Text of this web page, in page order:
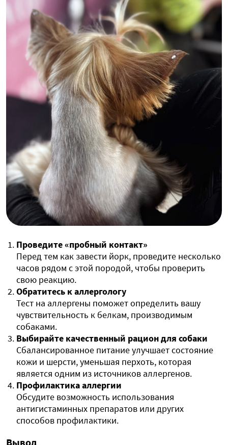
Проведите «пробный контакт»
Перед тем как завести йорк, проведите несколько
часов рядом с этой породой, чтобы проверить
свою реакцию.
Обратитесь к аллергологу
Тест на аллергены поможет определить вашу
чувствительность к белкам, производимым
собаками.
Выбирайте качественный рацион для собаки
Сбалансированное питание улучшает состояние
кожи и шерсти, уменьшая перхоть, которая
является одним из источников аллергенов.
Профилактика аллергии
Обсудите возможность использования
антигистаминных препаратов или других
способов профилактики.
Вывод